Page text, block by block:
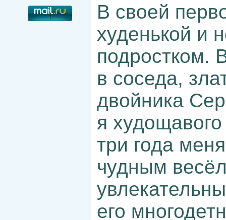
В своей
худенькой и
подростком.
в соседа,
двойника
я
три года
чудным
его